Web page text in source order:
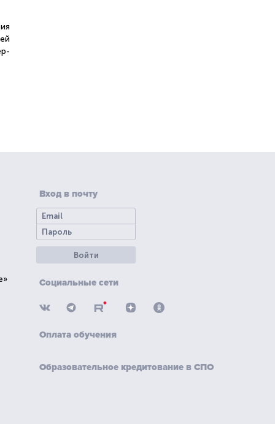
Вход в почту
Войти
Социальные сети
Оплата обучения
Образовательное кредитование в СПО